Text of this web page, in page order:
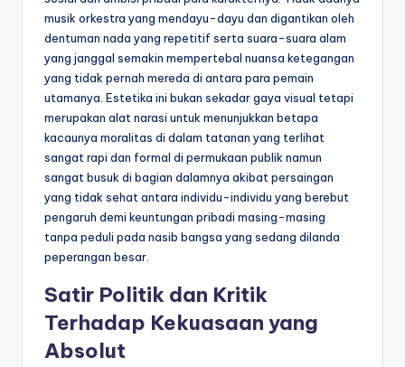
musik orkestra yang mendayu-dayu dan digantikan oleh
dentuman nada yang repetitif serta suara-suara alam
yang janggal semakin mempertebal nuansa ketegangan
yang tidak pernah mereda di antara para pemain
utamanya. Estetika ini bukan sekadar gaya visual tetapi
merupakan alat narasi untuk menunjukkan betapa
kacaunya moralitas di dalam tatanan yang terlihat
sangat rapi dan formal di permukaan publik namun
sangat busuk di bagian dalamnya akibat persaingan
yang tidak sehat antara individu-individu yang berebut
pengaruh demi keuntungan pribadi masing-masing
tanpa peduli pada nasib bangsa yang sedang dilanda
peperangan besar.
Satir Politik dan Kritik
Terhadap Kekuasaan yang
Absolut